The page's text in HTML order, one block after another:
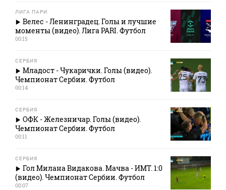
ЛИГА ПАРИ
Велес - Ленинградец. Голы и лучшие
моменты (видео). Лига PARI. Футбол
00:15
СЕРБИЯ
Младост - Чукарички. Голы (видео).
Чемпионат Сербии. Футбол
00:14
СЕРБИЯ
ОФК - Железничар. Голы (видео).
Чемпионат Сербии. Футбол
00:11
СЕРБИЯ
Гол Милана Видакова. Мачва - ИМТ. 1:0
(видео). Чемпионат Сербии. Футбол
00:07